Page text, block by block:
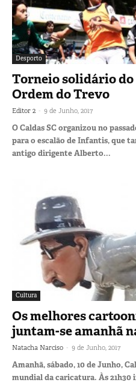
Desporto
Torneio solidário do
Ordem do Trevo
Editor 2 - 9 de Junho, 2017
O Caldas SC organizou no
para o escalão de Infantis, que
antigo dirigente Alberto...
Cultura
Os melhores
juntam-se amanhã
Natacha Narciso - 9 de Junho, 2017
Amanhã, sábado, 10 de Junho,
mundial da caricatura. Às 21h30